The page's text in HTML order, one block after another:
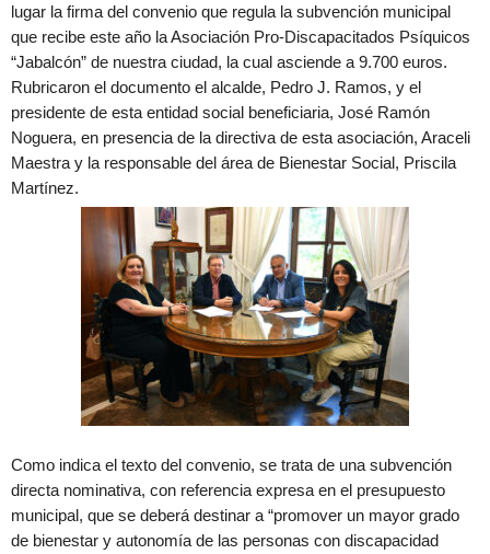
lugar la firma del convenio que regula la subvención municipal
que recibe este año la Asociación Pro-Discapacitados Psíquicos
“Jabalcón” de nuestra ciudad, la cual asciende a 9.700 euros.
Rubricaron el documento el alcalde, Pedro J. Ramos, y el
presidente de esta entidad social beneficiaria, José Ramón
Noguera, en presencia de la directiva de esta asociación, Araceli
Maestra y la responsable del área de Bienestar Social, Priscila
Martínez.
Como indica el texto del convenio, se trata de una subvención
directa nominativa, con referencia expresa en el presupuesto
municipal, que se deberá destinar a “promover un mayor grado
de bienestar y autonomía de las personas con discapacidad